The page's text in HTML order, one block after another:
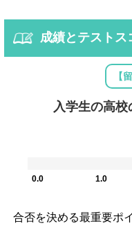
成績とテストス
【
入学生の高校
0.0 1.0
合否を決める最重要ポ